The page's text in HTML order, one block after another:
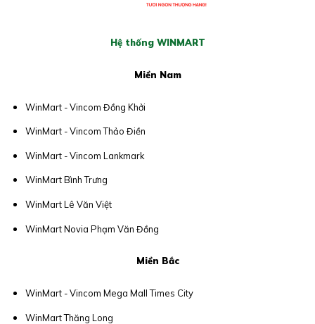
Hệ thống WINMART
Miền Nam
WinMart - Vincom Đồng Khởi
WinMart - Vincom Thảo Điền
WinMart - Vincom Lankmark
WinMart Bình Trưng
WinMart Lê Văn Việt
WinMart Novia Phạm Văn Đồng
Miền Bắc
WinMart - Vincom Mega Mall Times City
WinMart Thăng Long